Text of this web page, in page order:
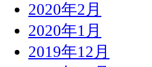
2020年2月
2020年1月
2019年12月